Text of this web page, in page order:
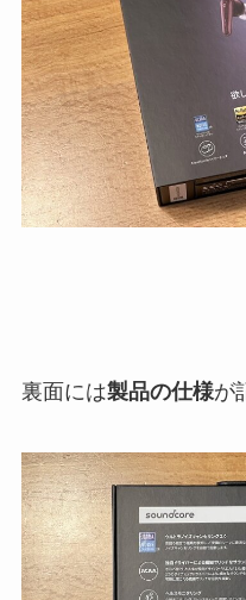
裏面には製品の仕様が